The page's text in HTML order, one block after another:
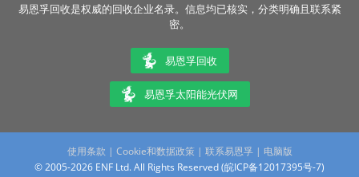
易恩孚回收是权威的回收企业名录。信息均已核实，分类明确且联系紧
密。
易恩孚回收
易恩孚太阳能光伏网
使用条款 | Cookie和数据政策| 联系易恩孚 | 电脑版
© 2005-2026 ENF Ltd. All Rights Reserved (皖ICP备12017395号-7)